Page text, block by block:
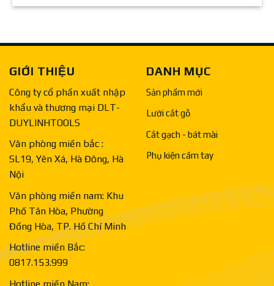
GIỚI THIỆU
Công ty cổ phần xuất nhập
khẩu và thương mại DLT-
DUYLINHTOOLS
Văn phòng miền bắc :
SL19, Yên Xá, Hà Đông, Hà
Nội
Văn phòng miền nam: Khu
Phố Tân Hòa, Phường
Đồng Hòa, TP. Hồ Chí Minh
Hotline miền Bắc:
0817.153.999
DANH MỤC
Sản phẩm mới
Lưỡi cắt gỗ
Cắt gạch - bát mài
Phụ kiện cầm tay